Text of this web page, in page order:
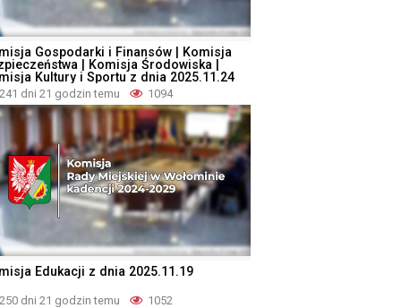
Gospodarki i Finansów | Komisja
| Komisja Środowiska |
Kultury i Sportu z dnia 2025.11.24
241 dni 21 godzin temu 1094
Edukacji z dnia 2025.11.19
250 dni 21 godzin temu 1052